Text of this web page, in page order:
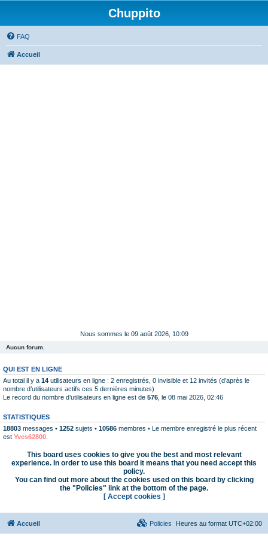
Chuppito
FAQ
Accueil
Nous sommes le 09 août 2026, 10:09
Aucun forum.
QUI EST EN LIGNE
Au total il y a 14 utilisateurs en ligne : 2 enregistrés, 0 invisible et 12 invités (d’après le
nombre d’utilisateurs actifs ces 5 dernières minutes)
Le record du nombre d’utilisateurs en ligne est de 576 , le 08 mai 2026, 02:46
STATISTIQUES
18803 messages • 1252 sujets • 10586 membres • Le membre enregistré le plus récent
est Yves62800
This board uses cookies to give you the best and most relevant
experience. In order to use this board it means that you need accept this
policy.
You can find out more about the cookies used on this board by clicking
the "Policies" link at the bottom of the page.
[ Accept cookies ]
Accueil Heures au format UTC+02:00
Policies